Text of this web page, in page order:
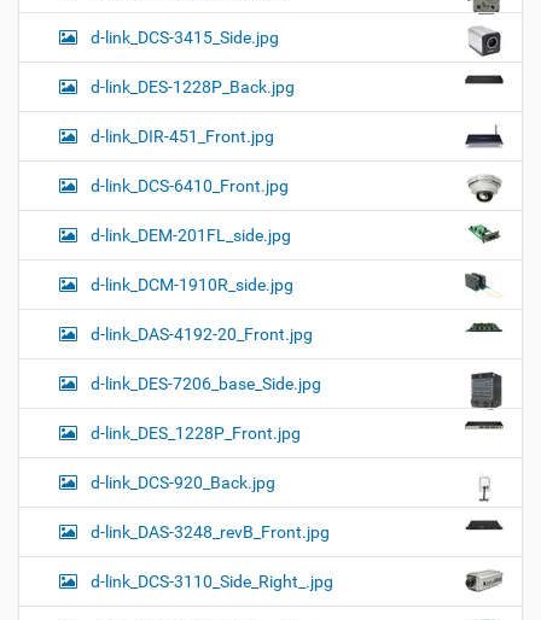
d-link_DCS-3415_Side.jpg
d-link_DES-1228P_Back.jpg
d-link_DIR-451_Front.jpg
d-link_DCS-6410_Front.jpg
d-link_DEM-201FL_side.jpg
d-link_DCM-1910R_side.jpg
d-link_DAS-4192-20_Front.jpg
d-link_DES-7206_base_Side.jpg
d-link_DES_1228P_Front.jpg
d-link_DCS-920_Back.jpg
d-link_DAS-3248_revB_Front.jpg
d-link_DCS-3110_Side_Right_.jpg